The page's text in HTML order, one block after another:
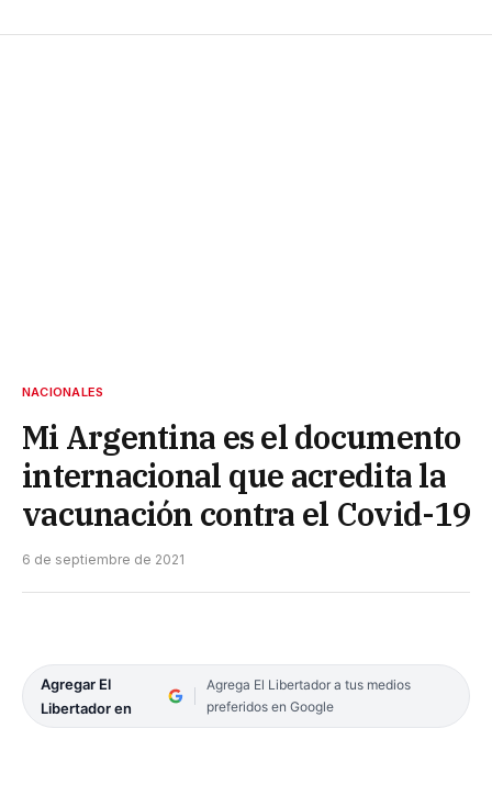
NACIONALES
Mi Argentina es el documento
internacional que acredita la
vacunación contra el Covid-19
6 de septiembre de 2021
Agregar El
Libertador en
Agrega El Libertador a tus medios
preferidos en Google